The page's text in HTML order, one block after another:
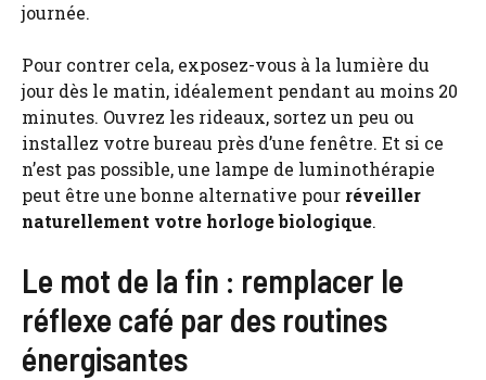
journée.
Pour contrer cela, exposez-vous à la lumière du
jour dès le matin, idéalement pendant au moins 20
minutes. Ouvrez les rideaux, sortez un peu ou
installez votre bureau près d’une fenêtre. Et si ce
n’est pas possible, une lampe de luminothérapie
peut être une bonne alternative pour réveiller
naturellement votre horloge biologique.
Le mot de la fin : remplacer le
réflexe café par des routines
énergisantes